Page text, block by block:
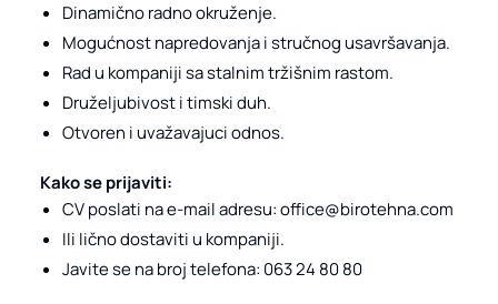
Dinamično radno okruženje.
Mogućnost napredovanja i stručnog usavršavanja.
Rad u kompaniji sa stalnim tržišnim rastom.
Druželjubivost i timski duh.
Otvoren i uvažavajuci odnos.
Kako se prijaviti:
CV poslati na e-mail adresu: office@birotehna.com
Ili lično dostaviti u kompaniji.
Javite se na broj telefona: 063 24 80 80